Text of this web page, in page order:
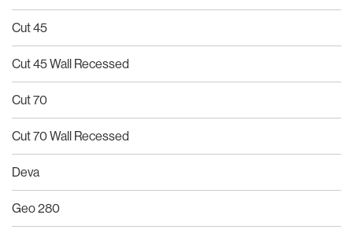
Cut 45
Cut 45 Wall Recessed
Cut 70
Cut 70 Wall Recessed
Deva
Geo 280